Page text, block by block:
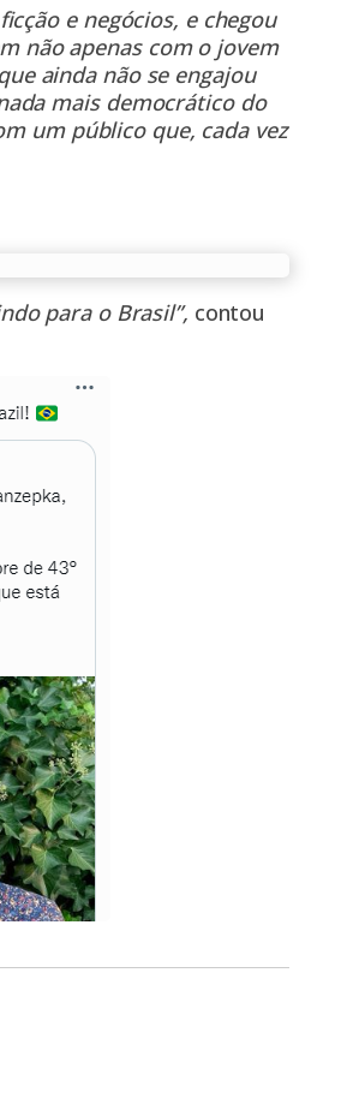
e negócios, e chegou
não apenas com o jovem
ainda não se engajou
mais democrático do
um público que, cada vez
para o Brasil”, contou